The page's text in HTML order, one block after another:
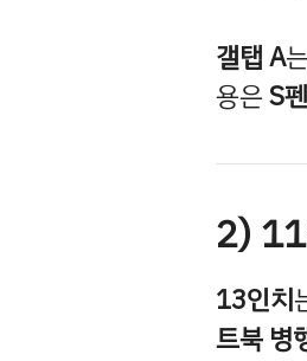
갤탭 A
용은S
2)
13인치
트북 병